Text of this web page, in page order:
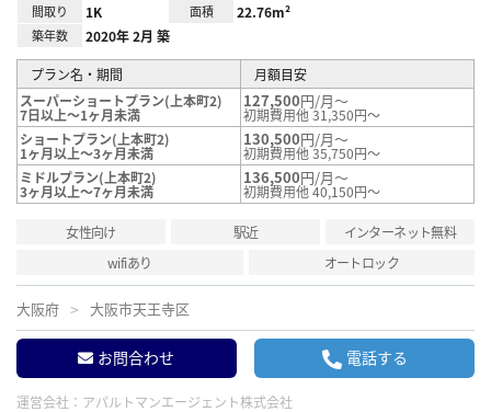
間取り 1K 面積 22.76m²
築年数 2020年 2月 築
プラン名・期間
月額目安
スーパーショートプラン(上本町2)
7日以上～1ヶ月未満
127,500円/月～
初期費用他 31,350円～
ショートプラン(上本町2)
1ヶ月以上～3ヶ月未満
130,500円/月～
初期費用他 35,750円～
ミドルプラン(上本町2)
3ヶ月以上～7ヶ月未満
136,500円/月～
初期費用他 40,150円～
女性向け 駅近
インターネット無料
wifiあり
オートロック
大阪府 大阪市天王寺区
お問合わせ 電話する
運営会社： アパルトマンエージェント株式会社